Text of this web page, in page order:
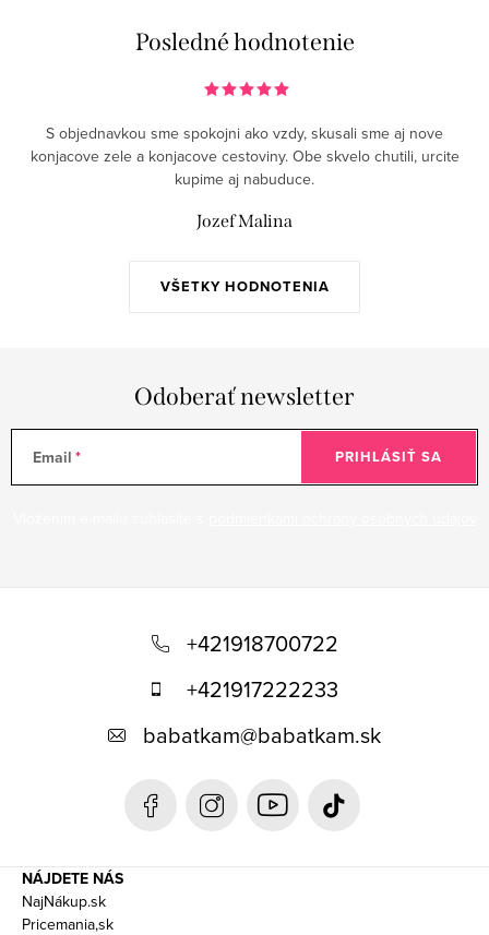
Posledné hodnotenie
VŠETKY HODNOTENIA
S objednavkou sme spokojni ako vzdy, skusali sme aj nove
konjacove zele a konjacove cestoviny. Obe skvelo chutili, urcite
kupime aj nabuduce.
Jozef Malina
Odoberať newsletter
Email PRIHLÁSIŤ SA
+421918700722
+421917222233
babatkam@babatkam.sk
NÁJDETE NÁS
NajNákup.sk
Pricemania,sk